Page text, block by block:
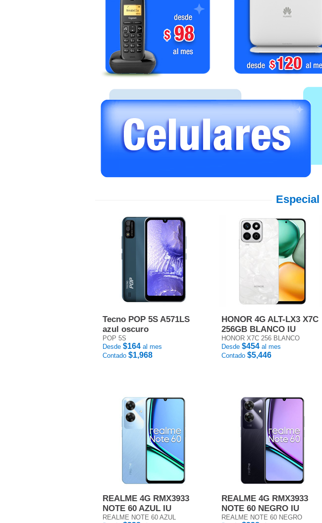
Tecno POP 5S A571LS
azul oscuro
POP 5S
Desde $164 al mes
Contado $1,968
HONOR 4G ALT-LX3 X7C
256GB BLANCO IU
HONOR X7C 256 BLANCO
Desde $454 al mes
Contado $5,446
REALME 4G RMX3933
NOTE 60 AZUL IU
REALME NOTE 60 AZUL
REALME 4G RMX3933
NOTE 60 NEGRO IU
REALME NOTE 60 NEGRO